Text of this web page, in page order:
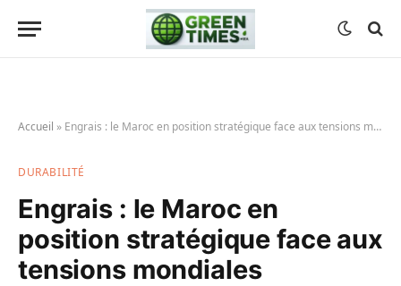
Accueil » Engrais : le Maroc en position stratégique face aux tensions mondiales
DURABILITÉ
Engrais : le Maroc en
position stratégique face aux
tensions mondiales